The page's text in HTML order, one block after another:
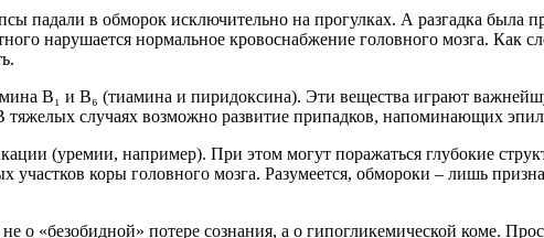
падали в обморок исключительно на прогулках. А разгадка
нарушается нормальное кровоснабжение головного мозга.
В₁ и В₆ (тиамина и пиридоксина). Эти вещества играют
случаях возможно развитие припадков, напоминающих
(уремии, например). При этом могут поражаться глубокие
коры головного мозга. Разумеется, обмороки – лишь
о «безобидной» потере сознания, а о гипогликемической коме.